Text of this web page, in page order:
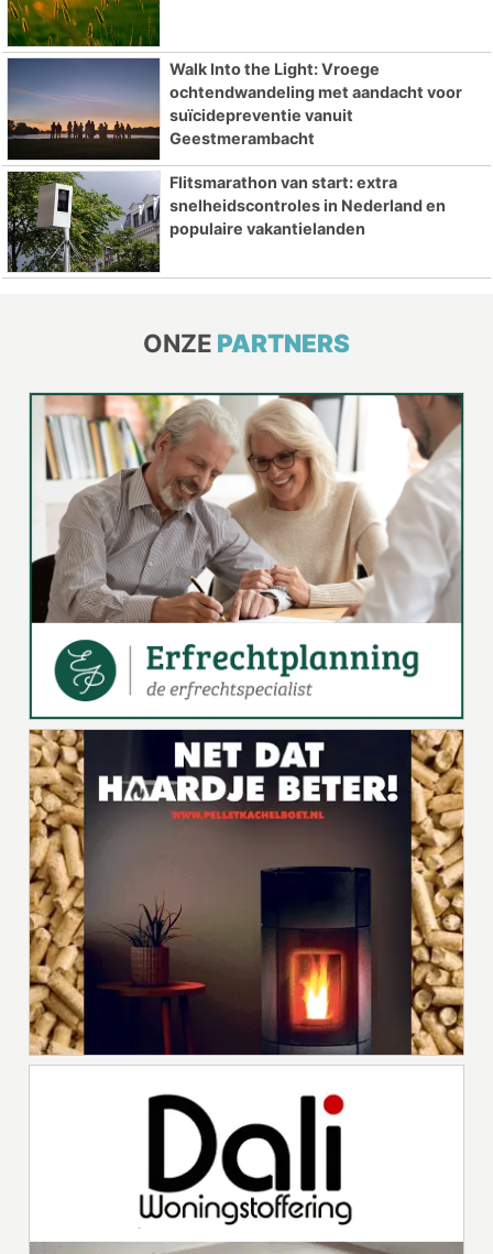
Walk Into the Light: Vroege
ochtendwandeling met aandacht voor
suïcidepreventie vanuit
Geestmerambacht
Flitsmarathon van start: extra
snelheidscontroles in Nederland en
populaire vakantielanden
ONZE PARTNERS